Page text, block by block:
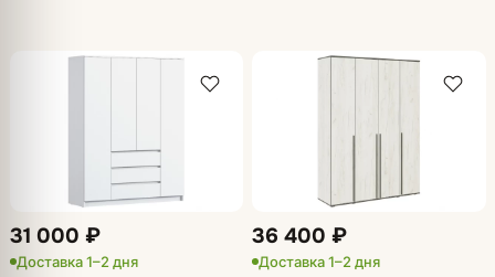
31 000 ₽
Доставка 1–2 дня
36 400 ₽
Доставка 1–2 дня